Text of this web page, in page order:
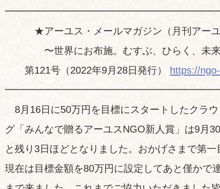
★アーユス・メールマガジン（月刊アー
〜世界にお布施。むすぶ、ひらく、未来
第121号（2022年9月28日発行）
https://
8月16日に50万円を目標にスタートしたクラ
グ「みんなで贈るアーユスNGO新人賞」は9月
と残り3日ほどとなりました。おかげさまで第
現在は目標金額を80万円に設定してあと僅かで